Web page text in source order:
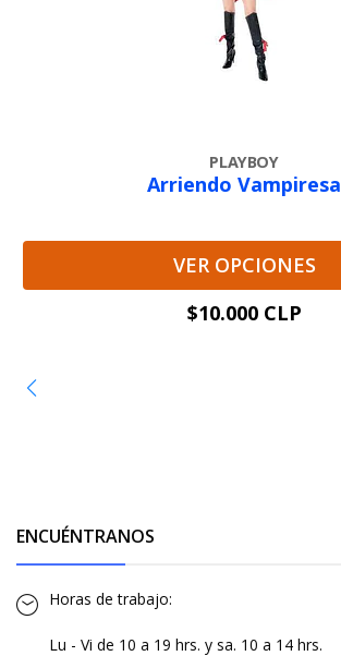
PLAYBOY
Arriendo Vampiresa
VER OPCIONES
$10.000 CLP
ENCUÉNTRANOS
Horas de trabajo:
Lu - Vi de 10 a 19 hrs. y sa. 10 a 14 hrs.